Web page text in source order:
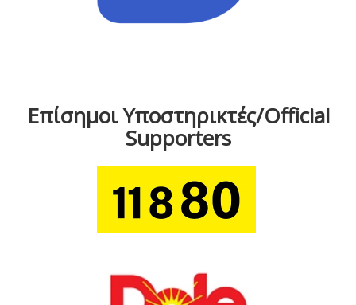
Επίσημοι Υποστηρικτές/Official
Supporters